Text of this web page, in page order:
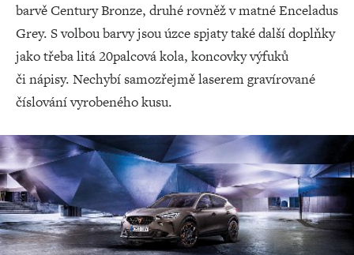
barvě Century Bronze, druhé rovněž v matné Enceladus
Grey. S volbou barvy jsou úzce spjaty také další doplňky
jako třeba litá 20palcová kola, koncovky výfuků
či nápisy. Nechybí samozřejmě laserem gravírované
číslování vyrobeného kusu.